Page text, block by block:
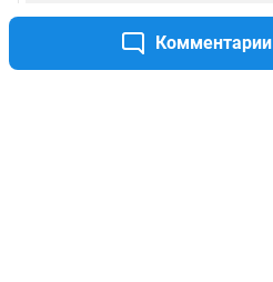
Комментарии